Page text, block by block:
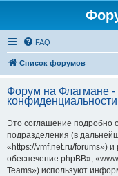
FAQ
Список форумов
Форум на Флагмане
конфиденциальности
Это соглашение подробно
подразделения (в
«https://vmf.net.ru/forums»)
обеспечение phpBB»,
Teams») используют